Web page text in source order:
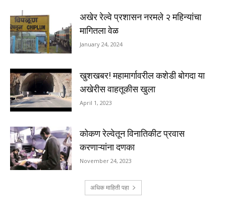
अखेर रेल्वे प्रशासन नरमले २ महिन्यांचा
मागितला वेळ
January 24, 2024
खुशखबर! महामार्गावरील कशेडी बोगदा या
अखेरीस वाहतूकीस खुला
April 1, 2023
कोकण रेल्वेतून विनातिकीट प्रवास
करणाऱ्यांना दणका
November 24, 2023
अधिक माहिती पहा